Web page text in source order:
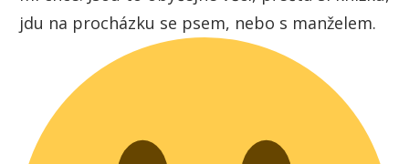
jdu na procházku se psem, nebo s manželem.